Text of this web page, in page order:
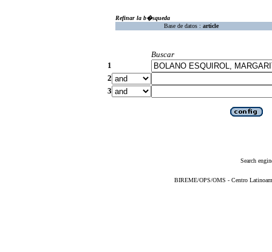
Refinar la b�squeda
Base de datos : article
Buscar
1
2
3
Search
BIREME/OPS/OMS - Centro